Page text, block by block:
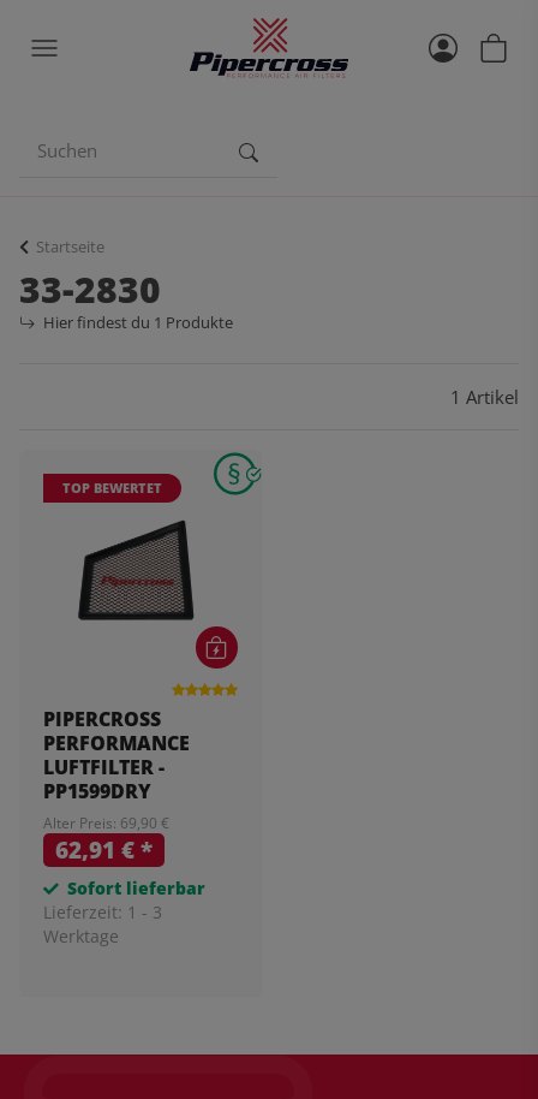
Startseite
33-2830
Hier findest du 1 Produkte
1 Artikel
TOP BEWERTET
PIPERCROSS
PERFORMANCE
LUFTFILTER -
PP1599DRY
Alter Preis: 69,90 €
62,91 €*
Sofort lieferbar
Lieferzeit: 1 - 3
Werktage